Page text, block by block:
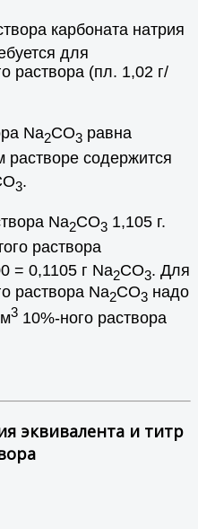
карбоната натрия
для
раствора (пл. 1,02 г/
Na2CO3 равна
растворе содержится
3.
Na2CO3 1,105 г.
раствора
= 0,1105 г Na2CO3. Для
раствора Na2CO3 надо
3 10%-ного раствора
эквивалента и титр